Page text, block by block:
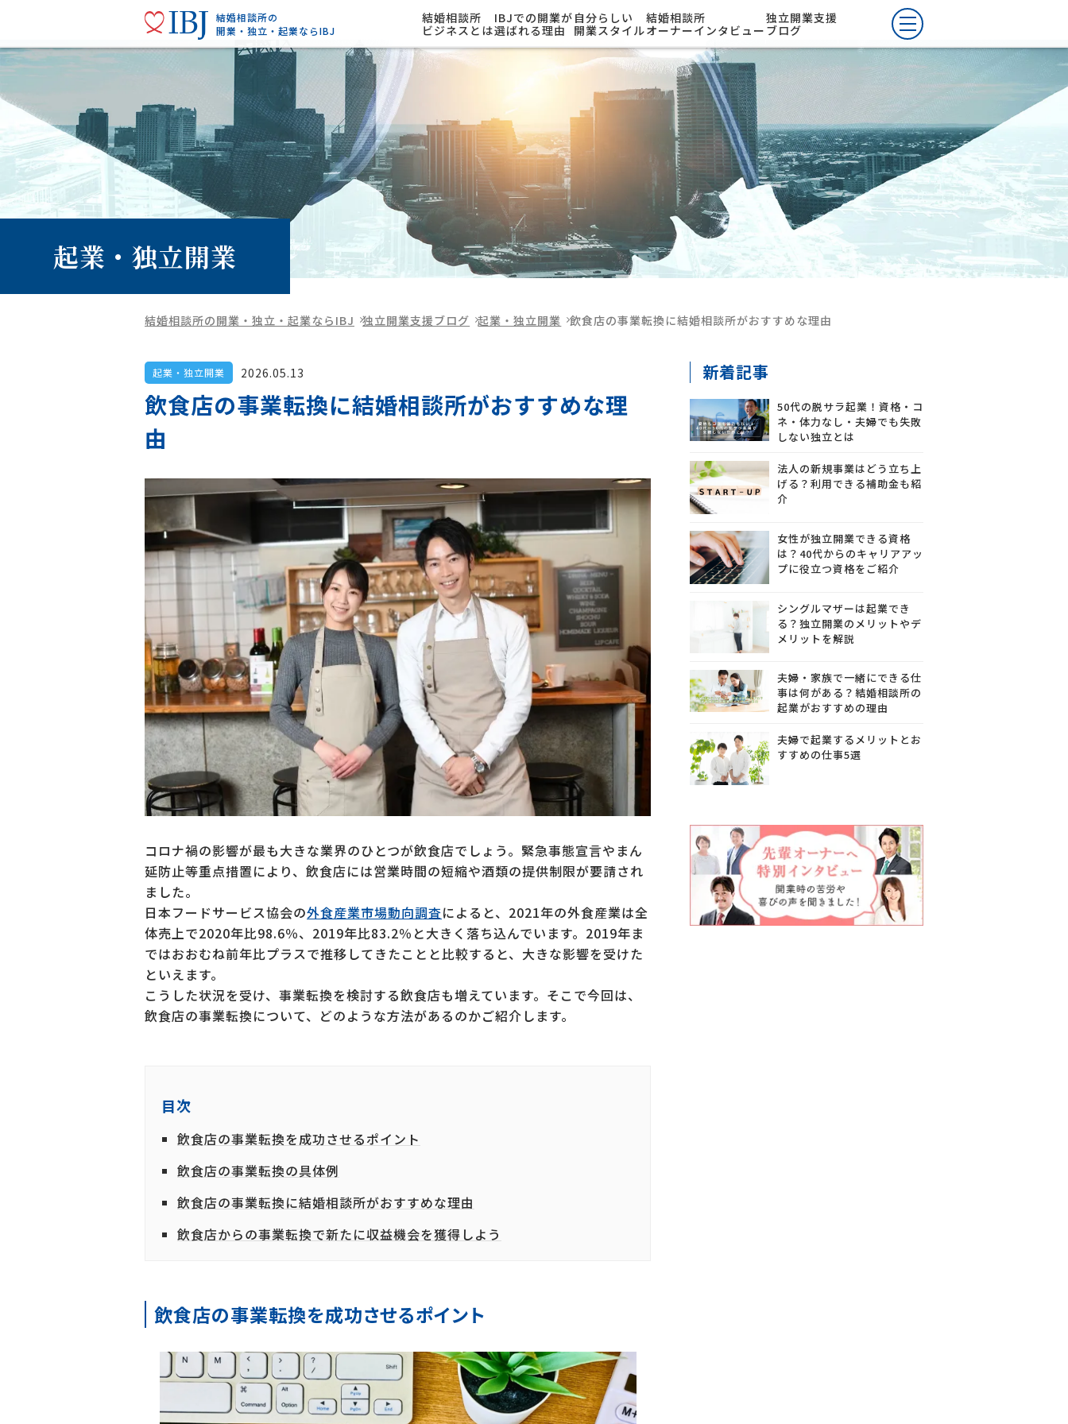
結婚相談所の
開業・独立・起業ならIBJ
結婚相談所
ビジネスとは
IBJでの開業が
選ばれる理由
自分らしい
開業スタイル
結婚相談所
オーナーインタビュー
独立開業支援
ブログ
起業・独立開業
結婚相談所の開業・独立・起業ならIBJ 独立開業支援ブログ 起業・独立開業 飲食店の事業転換に結婚相談所がおすすめな理由
起業・独立開業 2026.05.13
飲食店の事業転換に結婚相談所がおすすめな理
由
コロナ禍の影響が最も大きな業界のひとつが飲食店でしょう。緊急事態宣言やまん
延防止等重点措置により、飲食店には営業時間の短縮や酒類の提供制限が要請され
ました。
日本フードサービス協会の外食産業市場動向調査によると、2021年の外食産業は全
体売上で2020年比98.6％、2019年比83.2％と大きく落ち込んでいます。2019年ま
ではおおむね前年比プラスで推移してきたことと比較すると、大きな影響を受けた
といえます。
こうした状況を受け、事業転換を検討する飲食店も増えています。そこで今回は、
飲食店の事業転換について、どのような方法があるのかご紹介します。
目次
飲食店の事業転換を成功させるポイント
飲食店の事業転換の具体例
飲食店の事業転換に結婚相談所がおすすめな理由
飲食店からの事業転換で新たに収益機会を獲得しよう
飲食店の事業転換を成功させるポイント
新着記事
50代の脱サラ起業！資格・コ
ネ・体力なし・夫婦でも失敗
しない独立とは
法人の新規事業はどう立ち上
げる？利用できる補助金も紹
介
女性が独立開業できる資格
は？40代からのキャリアアッ
プに役立つ資格をご紹介
シングルマザーは起業でき
る？独立開業のメリットやデ
メリットを解説
夫婦・家族で一緒にできる仕
事は何がある？結婚相談所の
起業がおすすめの理由
夫婦で起業するメリットとお
すすめの仕事5選